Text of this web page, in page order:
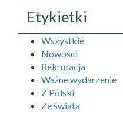
Etykietki
Wszystkie
Nowości
Rekrutacja
Ważne wydarzenie
Z Polski
Ze świata